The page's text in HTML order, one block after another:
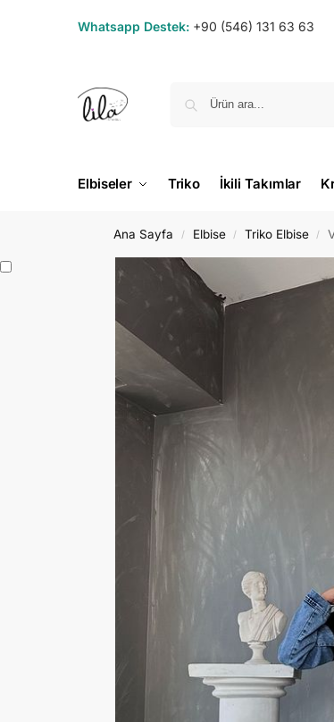
Whatsapp Destek: +90 (546) 131 63 63
Elbiseler Triko İkili Takımlar
Ana Sayfa / Elbise / Triko Elbise /